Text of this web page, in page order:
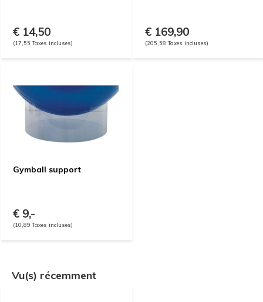
€ 14,50
(17,55 Taxes incluses)
€ 169,90
(205,58 Taxes incluses)
Gymball support
€ 9,-
(10,89 Taxes incluses)
Vu(s) récemment